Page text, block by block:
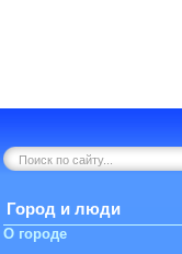
Город и люди
О городе